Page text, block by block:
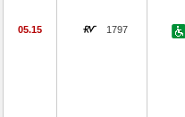
05.15 1797